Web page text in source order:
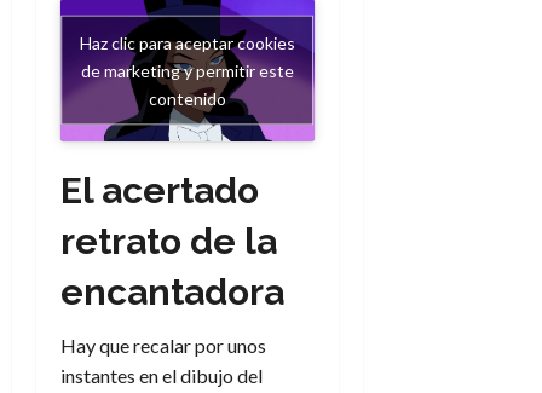
Haz clic para aceptar cookies
de marketing y permitir este
contenido
El acertado
retrato de la
encantadora
Hay que recalar por unos
instantes en el dibujo del